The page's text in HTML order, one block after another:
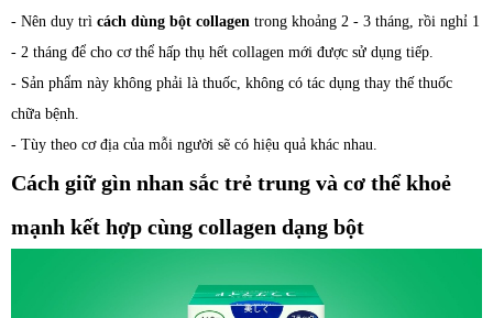
- Nên duy trì cách dùng bột collagen trong khoảng 2 - 3 tháng, rồi nghỉ 1
- 2 tháng để cho cơ thể hấp thụ hết collagen mới được sử dụng tiếp.
- Sản phẩm này không phải là thuốc, không có tác dụng thay thế thuốc
chữa bệnh.
- Tùy theo cơ địa của mỗi người sẽ có hiệu quả khác nhau.
Cách giữ gìn nhan sắc trẻ trung và cơ thể khoẻ
mạnh kết hợp cùng collagen dạng bột